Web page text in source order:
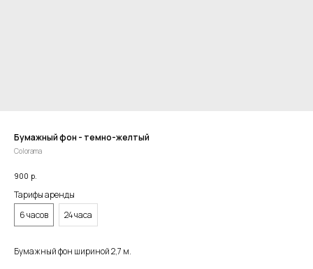
Бумажный фон - темно-желтый
Colorama
900 р.
Тарифы аренды
6 часов
24 часа
Бумажный фон шириной 2,7 м.